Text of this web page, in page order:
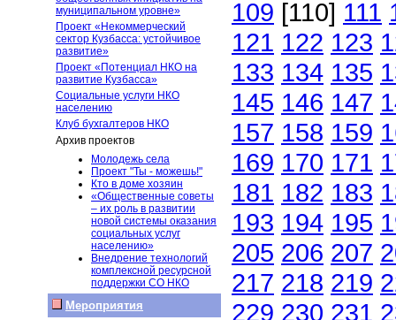
муниципальном уровне»
Проект «Некоммерческий
сектор Кузбасса: устойчивое
развитие»
Проект «Потенциал НКО на
развитие Кузбасса»
Социальные услуги НКО
населению
Клуб бухгалтеров НКО
Архив проектов
Молодежь села
Проект "Ты - можешь!"
Кто в доме хозяин
«Общественные советы
– их роль в развитии
новой системы оказания
социальных услуг
населению»
Внедрение технологий
комплексной ресурсной
поддержки СО НКО
Мероприятия
109 [110] 111
121 122 123
133 134 135
145 146 147
157 158 159
169 170 171
181 182 183
193 194 195
205 206 207
217 218 219
229 230 231